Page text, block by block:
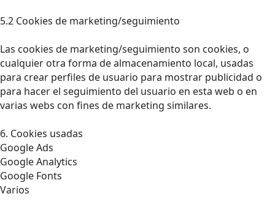
5.2 Cookies de marketing/seguimiento
Las cookies de marketing/seguimiento son cookies, o
cualquier otra forma de almacenamiento local, usadas
para crear perfiles de usuario para mostrar publicidad o
para hacer el seguimiento del usuario en esta web o en
varias webs con fines de marketing similares.
6. Cookies usadas
Google Ads
Google Analytics
Google Fonts
Varios